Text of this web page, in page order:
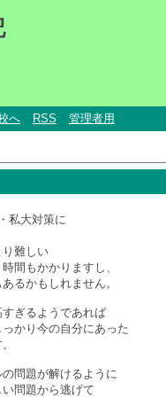
へ RSS 管理者用
私大対策に
難しい
間もかかりますし、
るかもしれません。
ぎるようであれば
かり今の自分にあった
問題が解けるように
問題から逃げて